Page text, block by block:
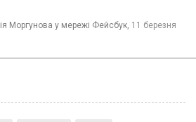
Моргунова у мережі Фейсбук, 11 березня